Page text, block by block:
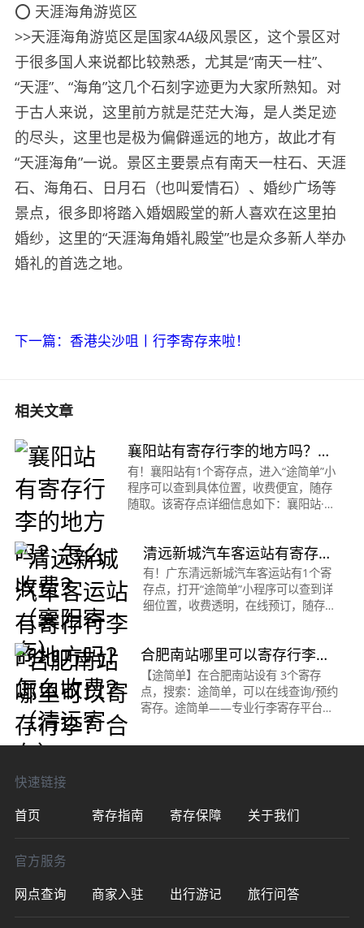
⭕️ 天涯海角游览区
>>天涯海角游览区是国家4A级风景区，这个景区对
于很多国人来说都比较熟悉，尤其是“南天一柱”、
“天涯”、“海角”这几个石刻字迹更为大家所熟知。对
于古人来说，这里前方就是茫茫大海，是人类足迹
的尽头，这里也是极为偏僻遥远的地方，故此才有
“天涯海角”一说。景区主要景点有南天一柱石、天涯
石、海角石、日月石（也叫爱情石）、婚纱广场等
景点，很多即将踏入婚姻殿堂的新人喜欢在这里拍
婚纱，这里的“天涯海角婚礼殿堂”也是众多新人举办
婚礼的首选之地。
下一篇：香港尖沙咀丨行李寄存来啦！
相关文章
襄阳站有寄存行李的地方吗？怎
么收费？（襄阳寄存）
有！襄阳站有1个寄存点，进入“途简单”小
程序可以查到具体位置，收费便宜，随存
随取。该寄存点详细信息如下：襄阳站·寄
元/天位置：距离襄阳站出
清远新城汽车客运站有寄存行
李的地方吗？怎么收费？（清
远寄存）
有！广东清远新城汽车客运站有1个寄
存点，打开“途简单”小程序可以查到详
细位置，收费透明，在线预订，随存随
费：行李箱10元/天，背包5元/天位置
合肥南站哪里可以寄存行李？
合肥南站寄存行李怎么收费？
途简单
【途简单】在合肥南站设有 3个寄存
点，搜索：途简单，可以在线查询/预约
寄存。途简单——专业行李寄存平台，
快速链接
首页
寄存指南 寄存保障 关于我们
官方服务
网点查询
商家入驻 出行游记 旅行问答